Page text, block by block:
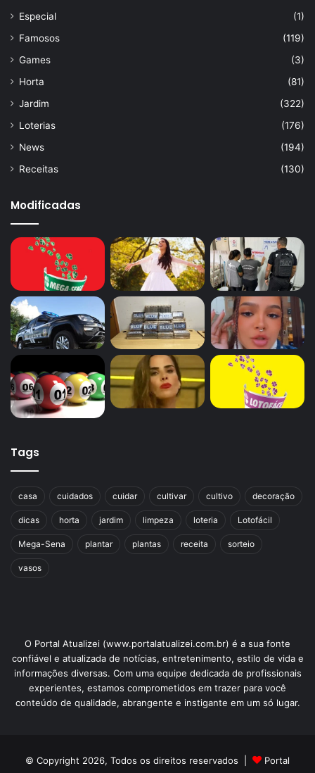
Especial
(1)
Famosos
(119)
Games
(3)
Horta
(81)
Jardim
(322)
Loterias
(176)
News
(194)
Receitas
(130)
Modificadas
Tags
casa cuidados cuidar cultivar cultivo decoração
dicas horta jardim limpeza loteria Lotofácil
Mega-Sena plantar plantas receita sorteio
vasos
O Portal Atualizei (www.portalatualizei.com.br) é a sua fonte
confiável e atualizada de notícias, entretenimento, estilo de vida e
informações diversas. Com uma equipe dedicada de profissionais
experientes, estamos comprometidos em trazer para você
conteúdo de qualidade, abrangente e instigante em um só lugar.
© Copyright 2026, Todos os direitos reservados | Portal